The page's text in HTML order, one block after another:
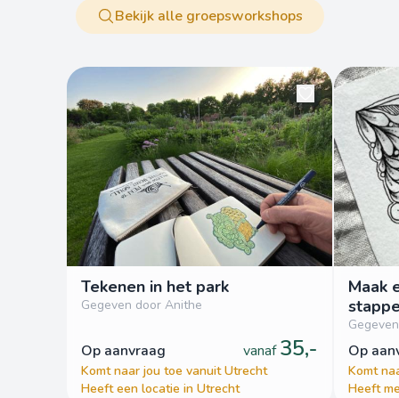
Bekijk alle groepsworkshops
Tekenen in het park
Gegeven door Anithe
op aanvraag vanaf 35,-
Komt naar jou toe vanuit Utrecht
Heeft een locatie in Utrecht
Maak
op
Komt
Heeft